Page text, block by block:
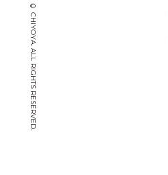
© CHIYOYA. ALL RIGHTS RESERVED.